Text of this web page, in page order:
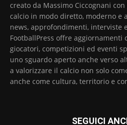
creato da Massimo Ciccognani
calcio in modo diretto, moderno e
news, approfondimenti, interviste
FootballPress offre aggiornamenti
giocatori, competizioni ed eventi
uno sguardo aperto anche verso
a valorizzare il calcio non solo
anche come cultura, territorio e
SEGUICI